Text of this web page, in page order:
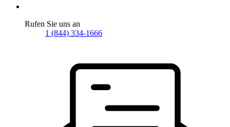
Rufen Sie uns an
1 (844) 334-1666